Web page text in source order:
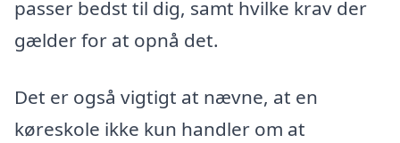
passer bedst til dig, samt hvilke krav der
gælder for at opnå det.
Det er også vigtigt at nævne, at en
køreskole ikke kun handler om at